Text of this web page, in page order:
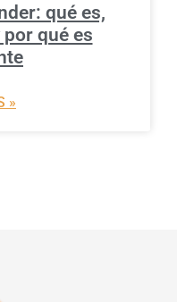
qué es,
qué es
»